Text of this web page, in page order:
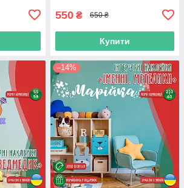
550 ₴ 650 ₴
Купити
–14%